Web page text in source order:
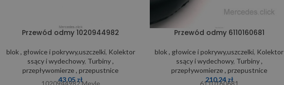
Przewód odmy 1020944982
blok , głowice i pokrywy,uszczelki, Kolektor
ssący i wydechowy, Turbiny ,
przepływomierze , przepustnice
43,05 zł
1020944982 Meyle
Przewód odmy 6110160681
blok , głowice i pokrywy,uszczelki, Kolektor
ssący i wydechowy, Turbiny ,
przepływomierze , przepustnice
210,24 zł
6110160681